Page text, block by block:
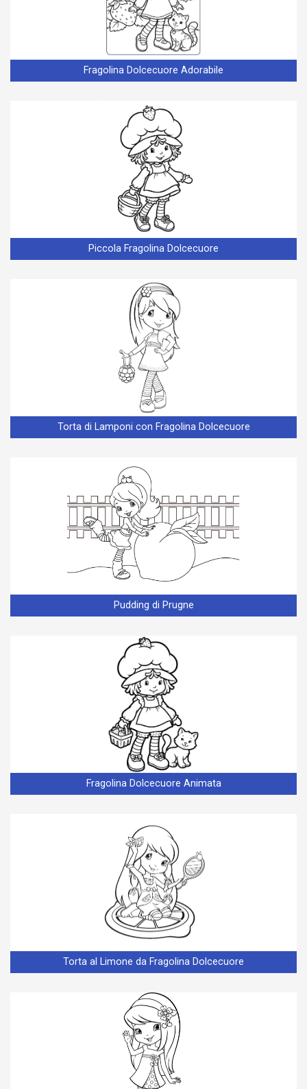
Fragolina Dolcecuore Adorabile
Piccola Fragolina Dolcecuore
Torta di Lamponi con Fragolina Dolcecuore
Pudding di Prugne
Fragolina Dolcecuore Animata
Torta al Limone da Fragolina Dolcecuore